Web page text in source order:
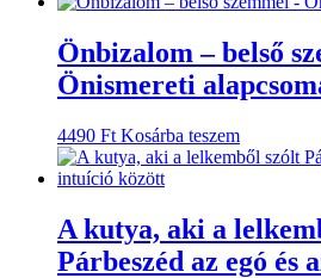
Önbizalom – belső
Önismereti
4490 Ft Kosárba teszem
A kutya, aki a
Párbeszéd az egó és